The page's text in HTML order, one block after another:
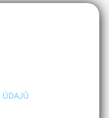
ÚDAJŮ